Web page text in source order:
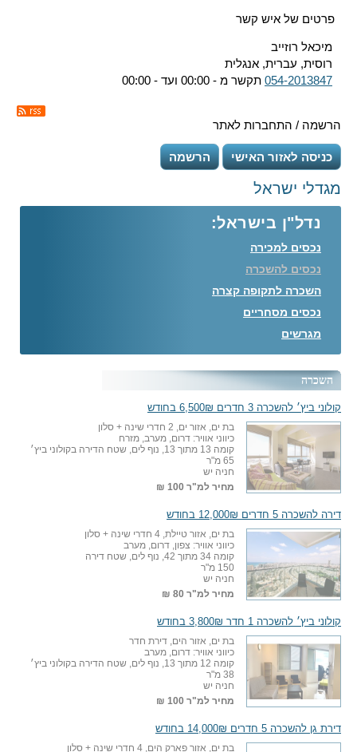
פרטים של איש קשר
מיכאל רוזייב
רוסית, עברית, אנגלית
054-2013847 תקשר מ - 00:00 ועד - 00:00
הרשמה / התחברות לאתר
כניסה לאזור האישי הרשמה
מגדלי ישראל
נדל"ן בישראל:
נכסים למכירה
נכסים להשכרה
השכרה לתקופה קצרה
נכסים מסחריים
מגרשים
השכרה
קולוני ביץ׳ להשכרה 3 חדרים 6,500₪ בחודש
בת ים, אזור ים, 2 חדרי שינה + סלון
כיווני אוויר: דרום, מערב, מזרח
קומה 13 מתוך 13, נוף לים, שטח הדירה בקולוני ביץ׳
65 מ"ר
חניה יש
מחיר למ"ר 100 ₪
דירה להשכרה 5 חדרים 12,000₪ בחודש
בת ים, אזור טיילת, 4 חדרי שינה + סלון
כיווני אוויר: צפון, דרום, מערב
קומה 34 מתוך 42, נוף לים, שטח דירה
150 מ"ר
חניה יש
מחיר למ"ר 80 ₪
קולוני ביץ׳ להשכרה 1 חדר 3,800₪ בחודש
בת ים, אזור הים, דירת חדר
כיווני אוויר: דרום, מערב
קומה 12 מתוך 13, נוף לים, שטח הדירה בקולוני ביץ׳
38 מ"ר
חניה יש
מחיר למ"ר 100 ₪
דירת גן להשכרה 5 חדרים 14,000₪ בחודש
בת ים, אזור פארק הים, 4 חדרי שינה + סלון